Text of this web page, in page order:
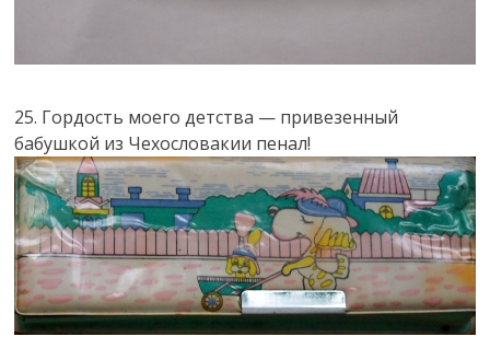
25. Гордость моего детства — привезенный
бабушкой из Чехословакии пенал!